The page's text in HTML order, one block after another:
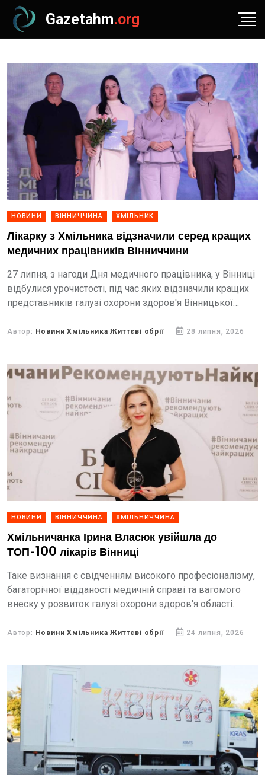
Gazetahm.org
НОВИНИ ВІННИЧЧИНА ХМІЛЬНИК
Лікарку з Хмільника відзначили серед кращих
медичних працівників Вінниччини
27 липня, з нагоди Дня медичного працівника, у Вінниці
відбулися урочистості, під час яких відзначили кращих
представників галузі охорони здоров'я Вінницької
Автор: Новини Хмільника Життєві обрії 28 липня, 2026
НОВИНИ ВІННИЧЧИНА ХМІЛЬНИЧЧИНА
Хмільничанка Ірина Власюк увійшла до
ТОП-100 лікарів Вінниці
Таке визнання є свідченням високого професіоналізму,
багаторічної відданості медичній справі та вагомого
внеску у розвиток галузі охорони здоров'я області.
Автор: Новини Хмільника Життєві обрії 24 липня, 2026